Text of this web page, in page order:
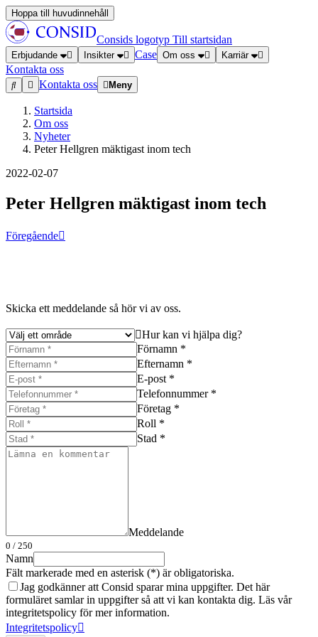
Hoppa till huvudinnehåll
Consids logotyp Till startsidan
Erbjudande Insikter Case Om oss Karriär
Kontakta oss
Kontakta oss
Meny
Startsida
Om oss
Nyheter
Peter Hellgren mäktigast inom tech
2022-02-07
Peter Hellgren mäktigast inom tech
Föregående
Skicka ett meddelande så hör vi av oss.
Hur kan vi hjälpa dig?
Förnamn *
Efternamn *
E-post *
Telefonnummer *
Företag *
Roll *
Stad *
Meddelande
0 / 250
Namn
Fält markerade med en asterisk (*) är obligatoriska.
Jag godkänner att Consid sparar mina uppgifter. Det här
formuläret samlar in uppgifter så att vi kan kontakta dig. Läs vår
integritetspolicy för mer information.
Integritetspolicy